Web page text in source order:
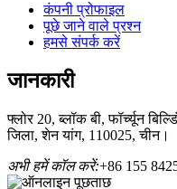
कंपनी प्रोफाइल
पूछे जाने वाले प्रश्न
हमसे संपर्क करें
जानकारी
फ्लोर 20, ब्लॉक बी, फॉर्च्यून
जिला, शेन यांग, 110025, चीन।
अभी हमें कॉल करें:+86 155